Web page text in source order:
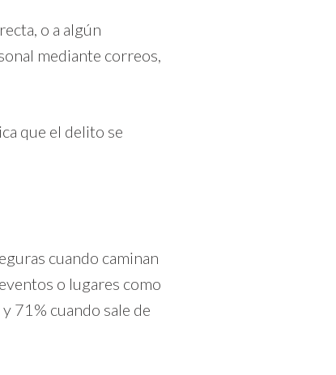
o a algún
mediante correos,
que el delito se
cuando caminan
o lugares como
71% cuando sale de